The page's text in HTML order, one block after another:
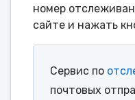
номер
сайте и нажать
Сервис по
почтовых